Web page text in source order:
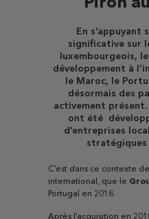
Piron
En s’appuyant
significative sur
luxembourgeois,
développement à
le Maroc, le
désormais des
activement présent.
ont été
d’entreprises
stratégiques
C’est dans ce contexte
international, que le
Portugal en 2018.
Après l’acquisition en